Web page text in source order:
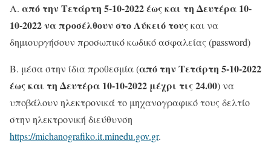
Α. από την Τετάρτη 5-10-2022 έως και τη Δευτέρα 10-
10-2022 να προσέλθουν στο Λύκειό τουςκαι να
δημιουργήσουν προσωπικό κωδικό ασφαλείας (password)
B. μέσα στην ίδια προθεσμία (από την Τετάρτη 5-10-2022
έως και τη Δευτέρα 10-10-2022 μέχρι τις 24.00) να
υποβάλουν ηλεκτρονικά το μηχανογραφικό τους δελτίο
στην ηλεκτρονική διεύθυνση
https://michanografiko.it.minedu.gov.gr.